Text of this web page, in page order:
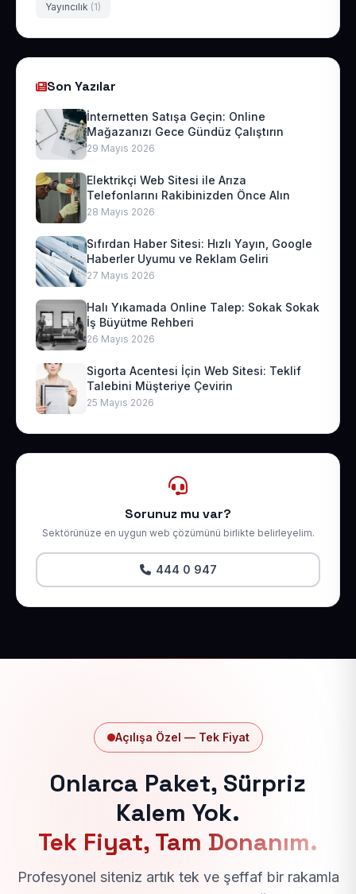
Yayıncılık (1)
Son Yazılar
İnternetten Satışa Geçin: Online
Mağazanızı Gece Gündüz Çalıştırın
29 Mayıs 2026
Elektrikçi Web Sitesi ile Arıza
Telefonlarını Rakibinizden Önce Alın
28 Mayıs 2026
Sıfırdan Haber Sitesi: Hızlı Yayın, Google
Haberler Uyumu ve Reklam Geliri
27 Mayıs 2026
Halı Yıkamada Online Talep: Sokak Sokak
İş Büyütme Rehberi
26 Mayıs 2026
Sigorta Acentesi İçin Web Sitesi: Teklif
Talebini Müşteriye Çevirin
25 Mayıs 2026
Sorunuz mu var?
Sektörünüze en uygun web çözümünü birlikte belirleyelim.
444 0 947
Açılışa Özel — Tek Fiyat
Onlarca Paket, Sürpriz
Kalem Yok.
Tek Fiyat, Tam Donanım.
Profesyonel siteniz artık tek ve şeffaf bir rakamla